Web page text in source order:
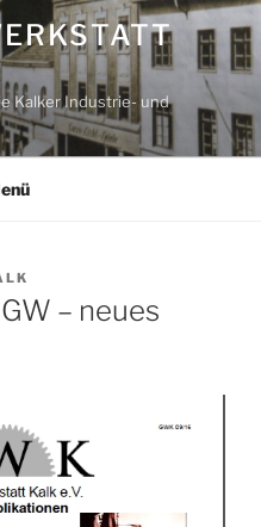
Kalker Industrie- und
– neues